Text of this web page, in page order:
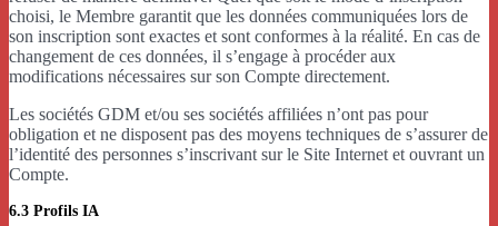
choisi, le Membre garantit que les données communiquées lors de
son inscription sont exactes et sont conformes à la réalité. En cas de
changement de ces données, il s’engage à procéder aux
modifications nécessaires sur son Compte directement.
Les sociétés GDM et/ou ses sociétés affiliées n’ont pas pour
obligation et ne disposent pas des moyens techniques de s’assurer de
l’identité des personnes s’inscrivant sur le Site Internet et ouvrant un
Compte.
6.3 Profils IA